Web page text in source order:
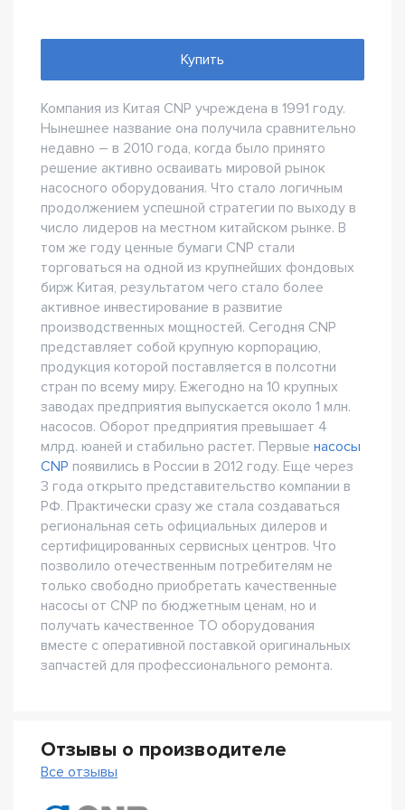
Купить
Компания из Китая CNP учреждена в 1991 году.
Нынешнее название она получила сравнительно
недавно – в 2010 года, когда было принято
решение активно осваивать мировой рынок
насосного оборудования. Что стало логичным
продолжением успешной стратегии по выходу в
число лидеров на местном китайском рынке. В
том же году ценные бумаги CNP стали
торговаться на одной из крупнейших фондовых
бирж Китая, результатом чего стало более
активное инвестирование в развитие
производственных мощностей. Сегодня CNP
представляет собой крупную корпорацию,
продукция которой поставляется в полсотни
стран по всему миру. Ежегодно на 10 крупных
заводах предприятия выпускается около 1 млн.
насосов. Оборот предприятия превышает 4
млрд. юаней и стабильно растет. Первые насосы
CNP появились в России в 2012 году. Еще через
3 года открыто представительство компании в
РФ. Практически сразу же стала создаваться
региональная сеть официальных дилеров и
сертифицированных сервисных центров. Что
позволило отечественным потребителям не
только свободно приобретать качественные
насосы от CNP по бюджетным ценам, но и
получать качественное ТО оборудования
вместе с оперативной поставкой оригинальных
запчастей для профессионального ремонта.
Отзывы о производителе
Все отзывы